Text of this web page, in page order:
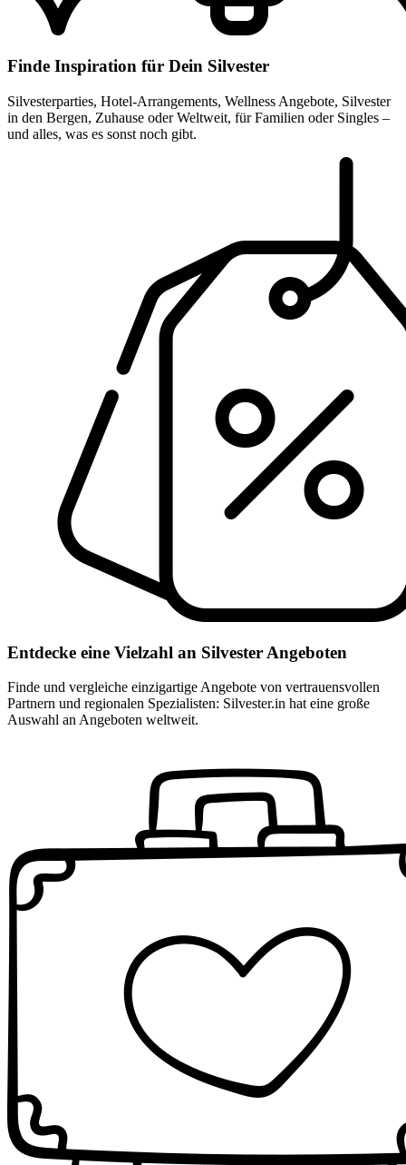
Finde Inspiration für Dein Silvester
Silvesterparties, Hotel-Arrangements, Wellness Angebote, Silvester
in den Bergen, Zuhause oder Weltweit, für Familien oder Singles –
und alles, was es sonst noch gibt.
Entdecke eine Vielzahl an Silvester Angeboten
Finde und vergleiche einzigartige Angebote von vertrauensvollen
Partnern und regionalen Spezialisten: Silvester.in hat eine große
Auswahl an Angeboten weltweit.